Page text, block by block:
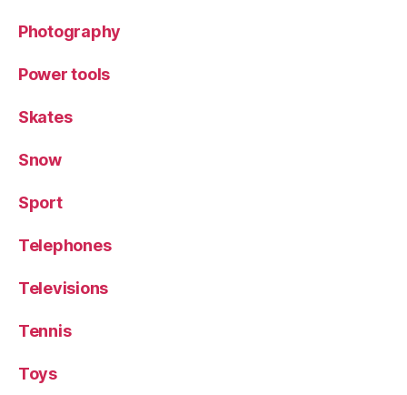
Photography
Power tools
Skates
Snow
Sport
Telephones
Televisions
Tennis
Toys